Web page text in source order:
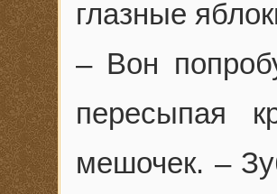
глазные
– Вон
пересыпая
мешочек. –